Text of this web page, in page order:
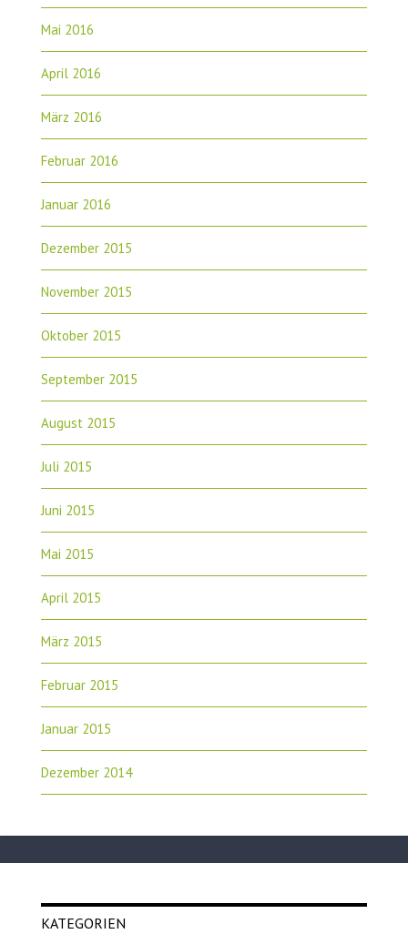
Mai 2016
April 2016
März 2016
Februar 2016
Januar 2016
Dezember 2015
November 2015
Oktober 2015
September 2015
August 2015
Juli 2015
Juni 2015
Mai 2015
April 2015
März 2015
Februar 2015
Januar 2015
Dezember 2014
KATEGORIEN